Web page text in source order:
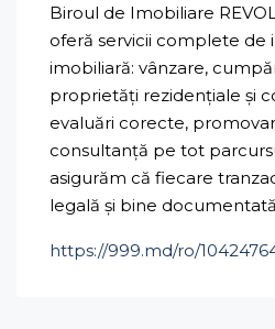
Biroul de Imobiliare
oferă servicii complete de
imobiliară: vânzare,
proprietăți rezidențiale și
evaluări corecte,
consultanță pe tot
asigurăm că fiecare
legală și bine
https://999.md/ro/